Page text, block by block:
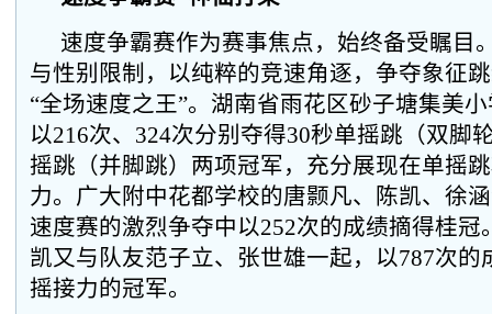
速度争霸赛作为赛事焦点，始终备受瞩目
与性别限制，以纯粹的竞速角逐，争夺象征
“全场速度之王”。湖南省雨花区砂子塘集美
以216次、324次分别夺得30秒单摇跳（双脚
摇跳（并脚跳）两项冠军，充分展现在单摇
力。广大附中花都学校的唐颢凡、陈凯、徐
速度赛的激烈争夺中以252次的成绩摘得桂冠
凯又与队友范子立、张世雄一起，以787次的
摇接力的冠军。